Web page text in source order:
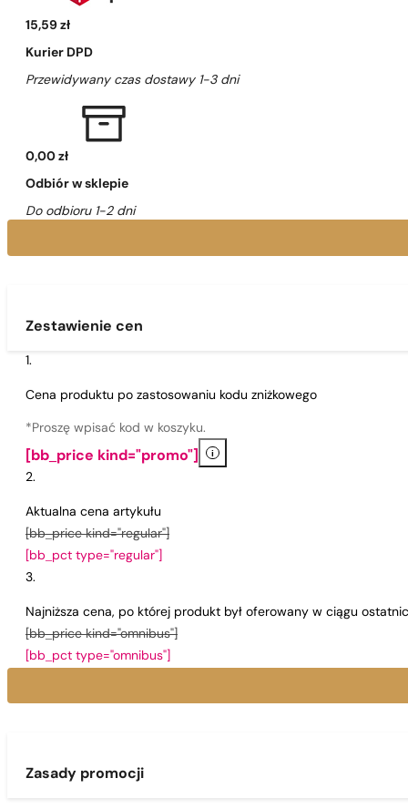
15,59 zł
Kurier DPD
Przewidywany czas dostawy 1-3 dni
0,00 zł
Odbiór w sklepie
Do odbioru 1-2 dni
Zestawienie cen
Cena produktu po zastosowaniu kodu zniżkowego
*Proszę wpisać kod w koszyku.
[bb_price kind="promo"] i
Aktualna cena artykułu
[bb_price kind="regular"]
[bb_pct type="regular"]
Najniższa cena, po której produkt był oferowany w ciągu
[bb_price kind="omnibus"]
[bb_pct type="omnibus"]
Zasady promocji